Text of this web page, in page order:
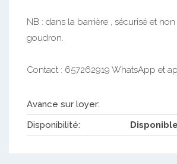
NB : dans la barrière , sécurisé et
goudron.
Contact : 657262919 WhatsApp et
Avance sur loyer:
Disponibilité: